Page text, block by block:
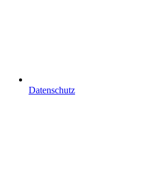
Datenschutz